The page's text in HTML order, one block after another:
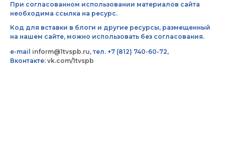
При согласованном использовании материалов сайта
необходима ссылка на ресурс.
Код для вставки в блоги и другие ресурсы, размещенный
на нашем сайте, можно использовать без согласования.
e-mail inform@1tvspb.ru, тел. +7 (812) 740-60-72,
Вконтакте: vk.com/1tvspb